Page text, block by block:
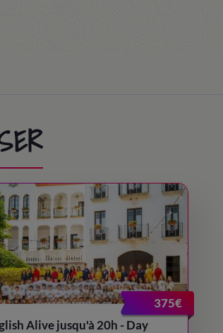
375€
Alive jusqu'à 20h - Day